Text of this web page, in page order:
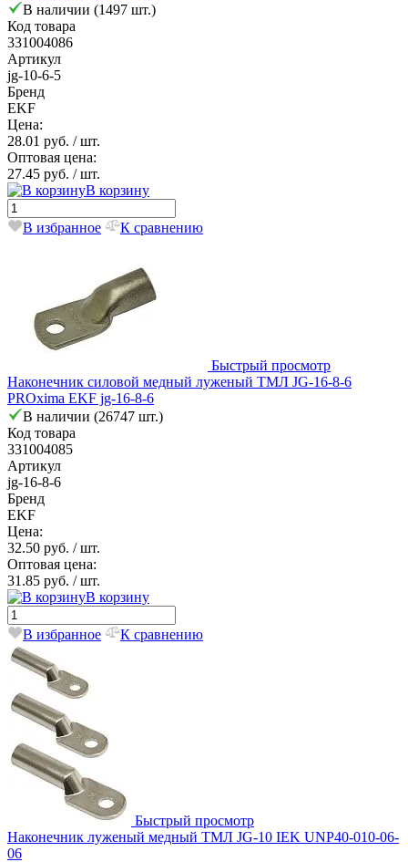
В наличии (1497 шт.)
Код товара
331004086
Артикул
jg-10-6-5
Бренд
EKF
Цена:
28.01 руб. / шт.
Оптовая цена:
27.45 руб. / шт.
В корзину
В избранное К сравнению
Быстрый просмотр
Наконечник силовой медный луженый ТМЛ JG-16-8-6
PROxima EKF jg-16-8-6
В наличии (26747 шт.)
Код товара
331004085
Артикул
jg-16-8-6
Бренд
EKF
Цена:
32.50 руб. / шт.
Оптовая цена:
31.85 руб. / шт.
В корзину
В избранное К сравнению
Быстрый просмотр
Наконечник луженый медный ТМЛ JG-10 IEK UNP40-010-06-
06